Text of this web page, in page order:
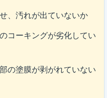
、汚れが出ていないか
コーキングが劣化してい
の塗膜が剥がれていない